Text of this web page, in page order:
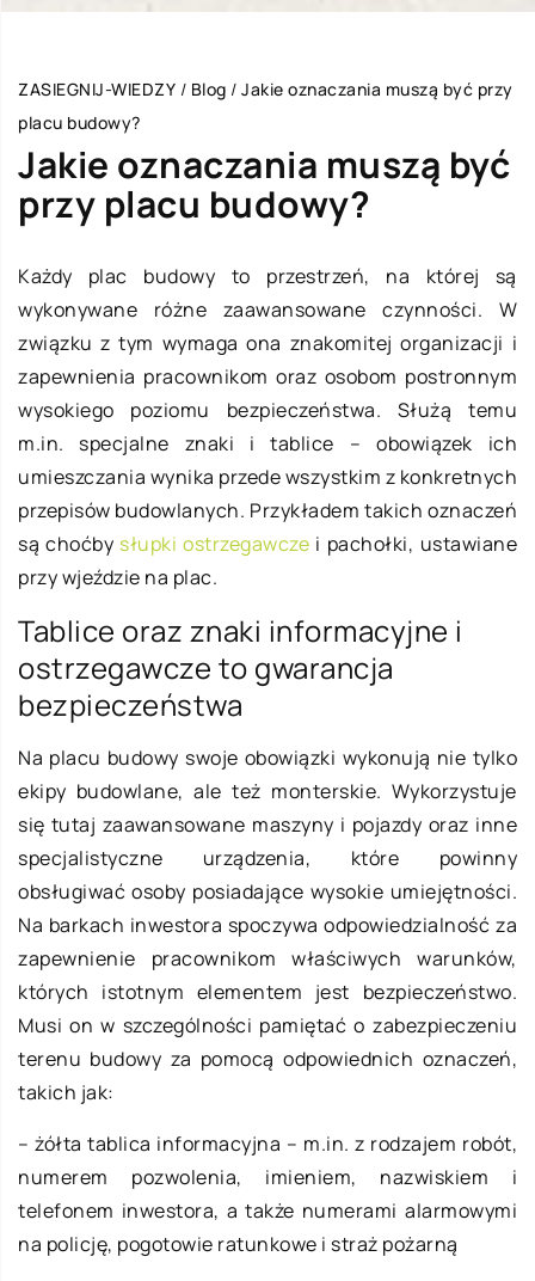
ZASIEGNIJ-WIEDZY / Blog / Jakie oznaczania muszą być przy
placu budowy?
Jakie oznaczania muszą być
przy placu budowy?
Każdy plac budowy to przestrzeń, na której są
wykonywane różne zaawansowane czynności. W
związku z tym wymaga ona znakomitej organizacji i
zapewnienia pracownikom oraz osobom postronnym
wysokiego poziomu bezpieczeństwa. Służą temu
m.in. specjalne znaki i tablice – obowiązek ich
umieszczania wynika przede wszystkim z konkretnych
przepisów budowlanych. Przykładem takich oznaczeń
są choćby słupki ostrzegawcze i pachołki, ustawiane
przy wjeździe na plac.
Tablice oraz znaki informacyjne i
ostrzegawcze to gwarancja
bezpieczeństwa
Na placu budowy swoje obowiązki wykonują nie tylko
ekipy budowlane, ale też monterskie. Wykorzystuje
się tutaj zaawansowane maszyny i pojazdy oraz inne
specjalistyczne urządzenia, które powinny
obsługiwać osoby posiadające wysokie umiejętności.
Na barkach inwestora spoczywa odpowiedzialność za
zapewnienie pracownikom właściwych warunków,
których istotnym elementem jest bezpieczeństwo.
Musi on w szczególności pamiętać o zabezpieczeniu
terenu budowy za pomocą odpowiednich oznaczeń,
takich jak:
– żółta tablica informacyjna – m.in. z rodzajem robót,
numerem pozwolenia, imieniem, nazwiskiem i
telefonem inwestora, a także numerami alarmowymi
na policję, pogotowie ratunkowe i straż pożarną